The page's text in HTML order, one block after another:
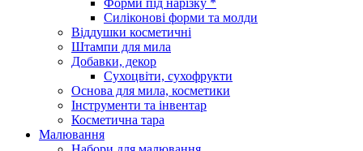
Силіконові форми та молди
Віддушки косметичні
Штампи для мила
Добавки, декор
Сухоцвіти, сухофрукти
Основа для мила, косметики
Інструменти та інвентар
Косметична тара
Малювання